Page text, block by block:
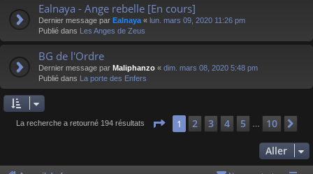
Ealnaya - Ange rebelle [En cours]
Dernier message par Ealnaya « lun. mars 09, 2020 11:26 pm
Publié dans Les Anges de Zeus
BG de l'Ordre
Dernier message par Maliphanzo « dim. mars 08, 2020 5:48 pm
Publié dans La porte des Enfers
La recherche a retourné 194 résultats Page 1sur 10
1 2 3 4 5 10
Aller